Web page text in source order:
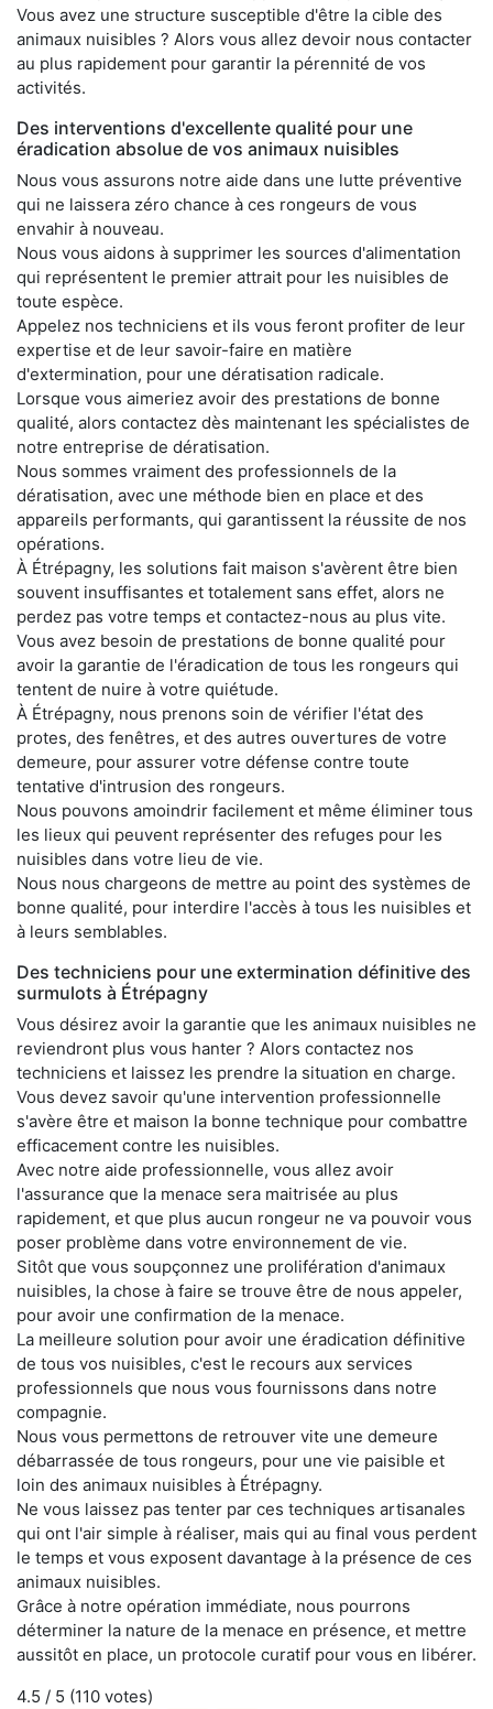
Vous avez une structure susceptible d'être la cible des
animaux nuisibles ? Alors vous allez devoir nous contacter
au plus rapidement pour garantir la pérennité de vos
activités.
Des interventions d'excellente qualité pour une
éradication absolue de vos animaux nuisibles
Nous vous assurons notre aide dans une lutte préventive
qui ne laissera zéro chance à ces rongeurs de vous
envahir à nouveau.
Nous vous aidons à supprimer les sources d'alimentation
qui représentent le premier attrait pour les nuisibles de
toute espèce.
Appelez nos techniciens et ils vous feront profiter de leur
expertise et de leur savoir-faire en matière
d'extermination, pour une dératisation radicale.
Lorsque vous aimeriez avoir des prestations de bonne
qualité, alors contactez dès maintenant les spécialistes de
notre entreprise de dératisation.
Nous sommes vraiment des professionnels de la
dératisation, avec une méthode bien en place et des
appareils performants, qui garantissent la réussite de nos
opérations.
À Étrépagny, les solutions fait maison s'avèrent être bien
souvent insuffisantes et totalement sans effet, alors ne
perdez pas votre temps et contactez-nous au plus vite.
Vous avez besoin de prestations de bonne qualité pour
avoir la garantie de l'éradication de tous les rongeurs qui
tentent de nuire à votre quiétude.
À Étrépagny, nous prenons soin de vérifier l'état des
protes, des fenêtres, et des autres ouvertures de votre
demeure, pour assurer votre défense contre toute
tentative d'intrusion des rongeurs.
Nous pouvons amoindrir facilement et même éliminer tous
les lieux qui peuvent représenter des refuges pour les
nuisibles dans votre lieu de vie.
Nous nous chargeons de mettre au point des systèmes de
bonne qualité, pour interdire l'accès à tous les nuisibles et
à leurs semblables.
Des techniciens pour une extermination définitive des
surmulots à Étrépagny
Vous désirez avoir la garantie que les animaux nuisibles ne
reviendront plus vous hanter ? Alors contactez nos
techniciens et laissez les prendre la situation en charge.
Vous devez savoir qu'une intervention professionnelle
s'avère être et maison la bonne technique pour combattre
efficacement contre les nuisibles.
Avec notre aide professionnelle, vous allez avoir
l'assurance que la menace sera maitrisée au plus
rapidement, et que plus aucun rongeur ne va pouvoir vous
poser problème dans votre environnement de vie.
Sitôt que vous soupçonnez une prolifération d'animaux
nuisibles, la chose à faire se trouve être de nous appeler,
pour avoir une confirmation de la menace.
La meilleure solution pour avoir une éradication définitive
de tous vos nuisibles, c'est le recours aux services
professionnels que nous vous fournissons dans notre
compagnie.
Nous vous permettons de retrouver vite une demeure
débarrassée de tous rongeurs, pour une vie paisible et
loin des animaux nuisibles à Étrépagny.
Ne vous laissez pas tenter par ces techniques artisanales
qui ont l'air simple à réaliser, mais qui au final vous perdent
le temps et vous exposent davantage à la présence de ces
animaux nuisibles.
Grâce à notre opération immédiate, nous pourrons
déterminer la nature de la menace en présence, et mettre
aussitôt en place, un protocole curatif pour vous en libérer.
4.5 / 5 (110 votes)